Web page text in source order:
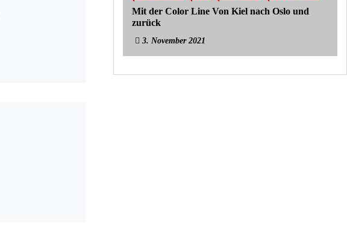
Mit der Color Line Von Kiel nach Oslo und
zurück
3. November 2021